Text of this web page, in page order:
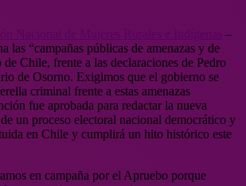
–
las “campañas públicas de amenazas y de
Chile, frente a las declaraciones de Pedro
de Osorno. Exigimos que el gobierno se
criminal frente a estas amenazas
fue aprobada para redactar la nueva
un proceso electoral nacional democrático y
en Chile y cumplirá un hito histórico este
en campaña por el Apruebo porque